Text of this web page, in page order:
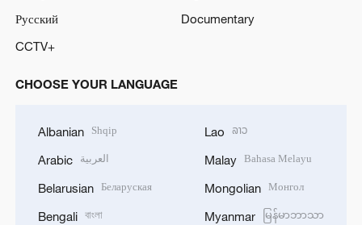
Русский
Documentary
CCTV+
CHOOSE YOUR LANGUAGE
Albanian Shqip
Arabic العربية
Belarusian Беларуская
Bengali বাংলা
Lao ລາວ
Malay Bahasa Melayu
Mongolian Монгол
Myanmar မြန်မာဘာသာ